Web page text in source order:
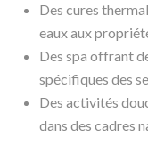
Des cures
eaux aux
Des spa offrant
spécifiques des
Des activités
dans des cadres